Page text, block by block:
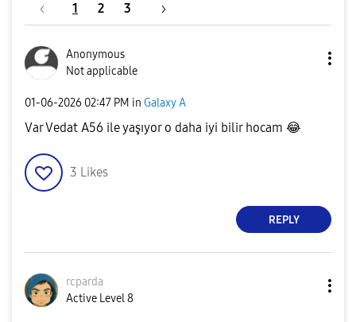
1 2 3
Anonymous
Not applicable
‎01-06-2026 02:47 PM in Galaxy A
Var Vedat A56 ile yaşıyor o daha iyi bilir hocam 😂
3 Likes
REPLY
rcparda
Active Level 8